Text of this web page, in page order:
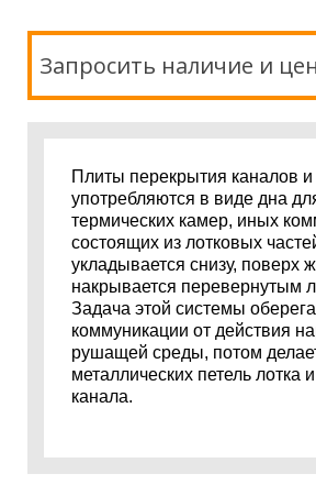
Запросить наличие и
Плиты перекрытия каналов и
употребляются в виде дна
термических камер, иных
состоящих из лотковых
укладывается снизу, поверх
накрывается перевернутым
Задача этой системы
коммуникации от действия
рушащей среды, потом
металлических петель лотка
канала.